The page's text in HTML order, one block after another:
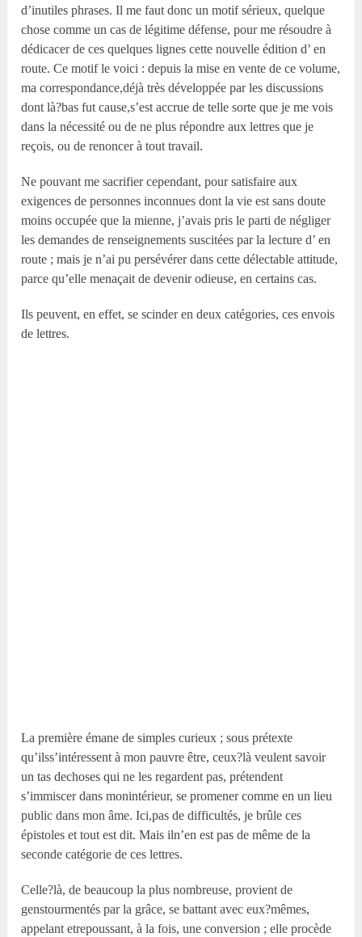
d’inutiles phrases. Il me faut donc un motif sérieux, quelque
chose comme un cas de légitime défense, pour me résoudre à
dédicacer de ces quelques lignes cette nouvelle édition d’ en
route. Ce motif le voici : depuis la mise en vente de ce volume,
ma correspondance,déjà très développée par les discussions
dont là?bas fut cause,s’est accrue de telle sorte que je me vois
dans la nécessité ou de ne plus répondre aux lettres que je
reçois, ou de renoncer à tout travail.
Ne pouvant me sacrifier cependant, pour satisfaire aux
exigences de personnes inconnues dont la vie est sans doute
moins occupée que la mienne, j’avais pris le parti de négliger
les demandes de renseignements suscitées par la lecture d’ en
route ; mais je n’ai pu persévérer dans cette délectable attitude,
parce qu’elle menaçait de devenir odieuse, en certains cas.
Ils peuvent, en effet, se scinder en deux catégories, ces envois
de lettres.
La première émane de simples curieux ; sous prétexte
qu’ilss’intéressent à mon pauvre être, ceux?là veulent savoir
un tas dechoses qui ne les regardent pas, prétendent
s’immiscer dans monintérieur, se promener comme en un lieu
public dans mon âme. Ici,pas de difficultés, je brûle ces
épistoles et tout est dit. Mais iln’en est pas de même de la
seconde catégorie de ces lettres.
Celle?là, de beaucoup la plus nombreuse, provient de
genstourmentés par la grâce, se battant avec eux?mêmes,
appelant etrepoussant, à la fois, une conversion ; elle procède